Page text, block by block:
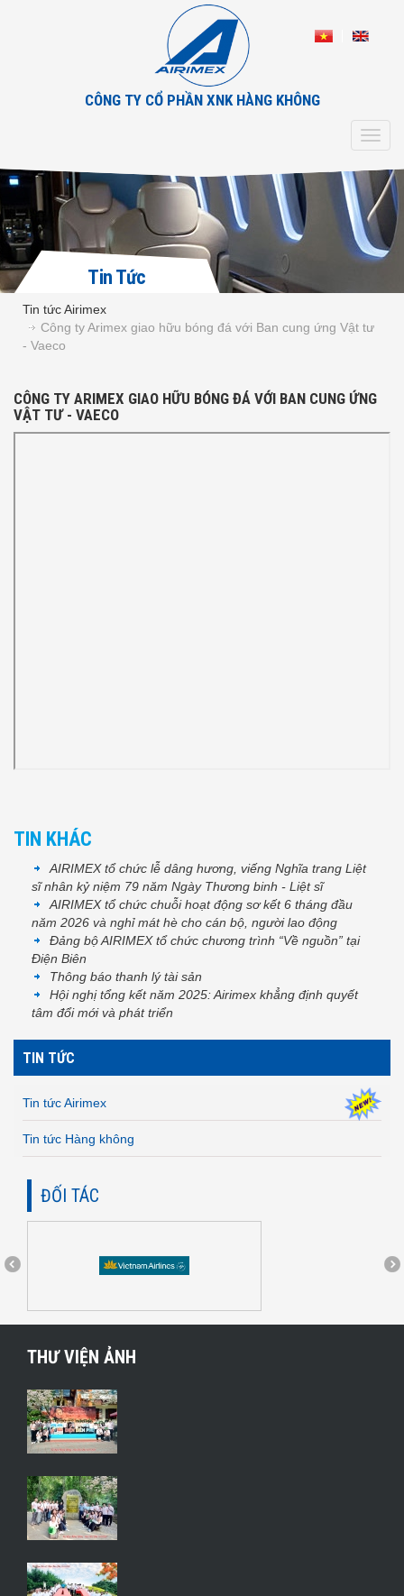
CÔNG TY CỔ PHẦN XNK HÀNG KHÔNG
Tin Tức
Tin tức Airimex
Công ty Arimex giao hữu bóng đá với Ban cung ứng Vật tư
- Vaeco
CÔNG TY ARIMEX GIAO HỮU BÓNG ĐÁ VỚI BAN CUNG ỨNG
VẬT TƯ - VAECO
TIN KHÁC
AIRIMEX tổ chức lễ dâng hương, viếng Nghĩa trang Liệt
sĩ nhân kỷ niệm 79 năm Ngày Thương binh - Liệt sĩ
AIRIMEX tổ chức chuỗi hoạt động sơ kết 6 tháng đầu
năm 2026 và nghỉ mát hè cho cán bộ, người lao động
Đảng bộ AIRIMEX tổ chức chương trình “Về nguồn” tại
Điện Biên
Thông báo thanh lý tài sản
Hội nghị tổng kết năm 2025: Airimex khẳng định quyết
tâm đổi mới và phát triển
TIN TỨC
Tin tức Airimex
Tin tức Hàng không
ĐỐI TÁC
THƯ VIỆN ẢNH